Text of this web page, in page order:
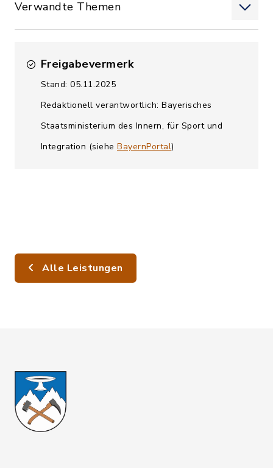
Verwandte Themen
Freigabevermerk
Stand: 05.11.2025
Redaktionell verantwortlich: Bayerisches
Staatsministerium des Innern, für Sport und
Integration (siehe BayernPortal)
Alle Leistungen